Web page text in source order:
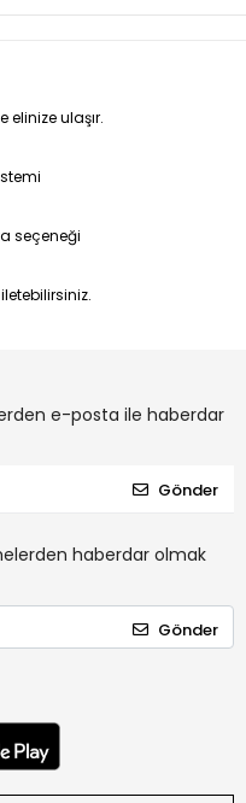
elinize ulaşır.
seçeneği
e-posta ile haberdar
Gönder
haberdar olmak
Gönder